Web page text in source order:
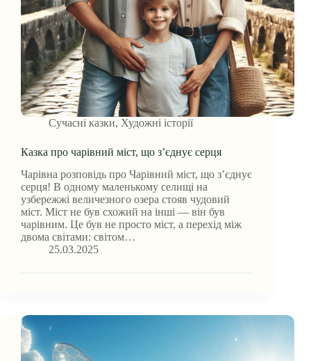
Сучасні казки, Художні історії
Казка про чарівний міст, що з’єднує серця
Чарівна розповідь про Чарівний міст, що з’єднує
серця! В одному маленькому селищі на
узбережжі величезного озера стояв чудовий
міст. Міст не був схожий на інші — він був
чарівним. Це був не просто міст, а перехід між
двома світами: світом…
25.03.2025